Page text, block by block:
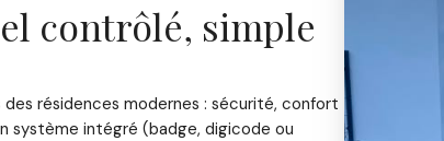
contrôlé, simple
résidences modernes : sécurité, confort
système intégré (badge, digicode ou